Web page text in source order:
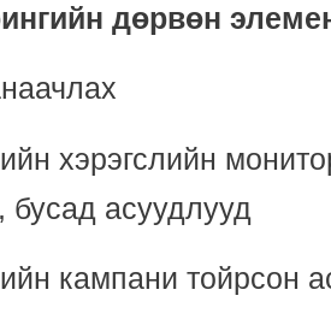
дөрвөн
хэрэгслийн
бусад асуудлууд
кампани тойрсон